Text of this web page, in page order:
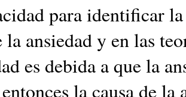
para identificar
ansiedad y en las
es debida a que la
la causa de